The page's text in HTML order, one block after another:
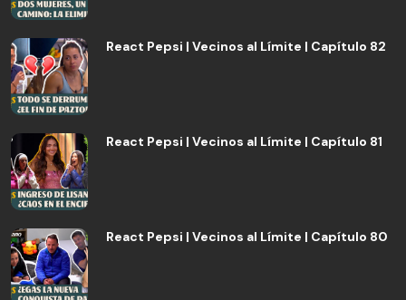
React Pepsi | Vecinos al Límite | Capítulo 82
React Pepsi | Vecinos al Límite | Capítulo 81
React Pepsi | Vecinos al Límite | Capítulo 80